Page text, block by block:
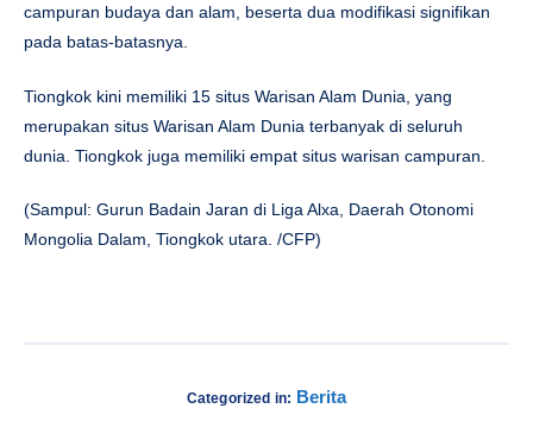
campuran budaya dan alam, beserta dua modifikasi signifikan
pada batas-batasnya.
Tiongkok kini memiliki 15 situs Warisan Alam Dunia, yang
merupakan situs Warisan Alam Dunia terbanyak di seluruh
dunia. Tiongkok juga memiliki empat situs warisan campuran.
(Sampul: Gurun Badain Jaran di Liga Alxa, Daerah Otonomi
Mongolia Dalam, Tiongkok utara. /CFP)
Categorized in: Berita